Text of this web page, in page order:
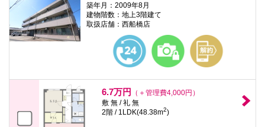
築年月：2009年8月
建物階数：地上3階建て
取扱店舗：西船橋店
6.7万円
（＋管理費4,000円）
敷 無 / 礼 無
2階 / 1LDK(48.38m2)